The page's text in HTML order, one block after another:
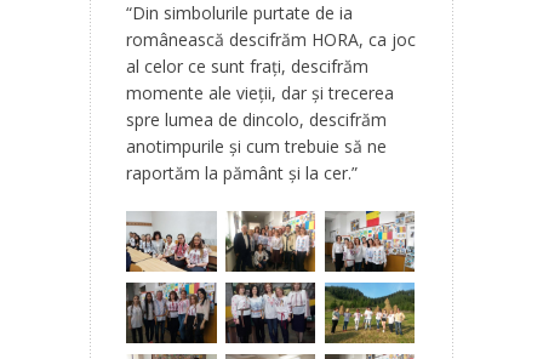
“Din simbolurile purtate de ia
românească descifrăm HORA, ca joc
al celor ce sunt frați, descifrăm
momente ale vieții, dar și trecerea
spre lumea de dincolo, descifrăm
anotimpurile și cum trebuie să ne
raportăm la pământ și la cer.”